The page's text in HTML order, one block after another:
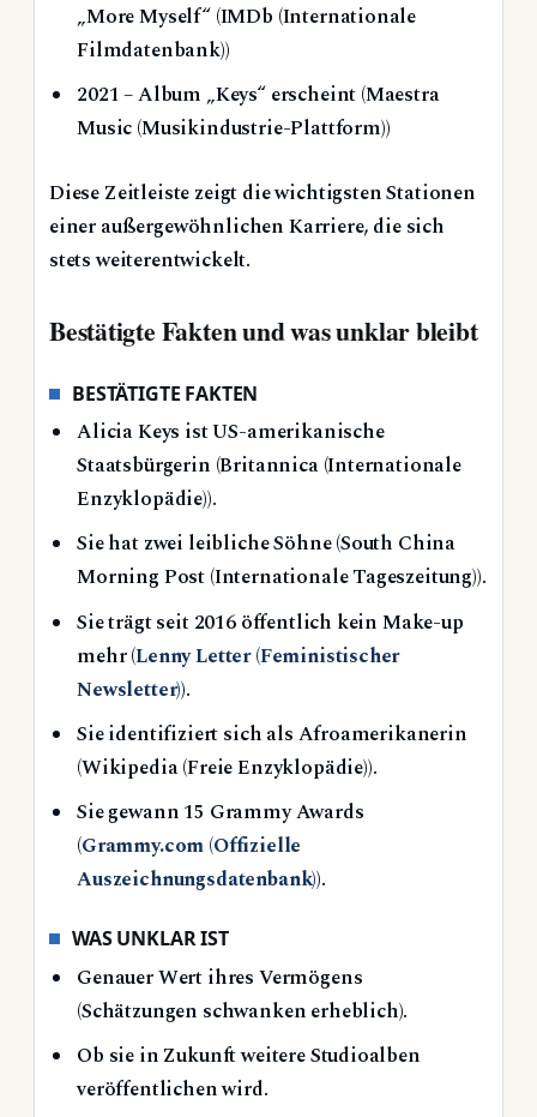
„More Myself“ (IMDb (Internationale
Filmdatenbank))
2021– Album „Keys“ erscheint (Maestra
Music (Musikindustrie-Plattform))
Diese Zeitleiste zeigt die wichtigsten Stationen
einer außergewöhnlichen Karriere, die sich
stets weiterentwickelt.
Bestätigte Fakten und was unklar bleibt
BESTÄTIGTE FAKTEN
Alicia Keys ist US-amerikanische
Staatsbürgerin (Britannica (Internationale
Enzyklopädie)).
Sie hat zwei leibliche Söhne (South China
Morning Post (Internationale Tageszeitung)).
Sie trägt seit 2016 öffentlich kein Make-up
mehr (Lenny Letter (Feministischer
Newsletter)).
Sie identifiziert sich als Afroamerikanerin
(Wikipedia (Freie Enzyklopädie)).
Sie gewann 15 Grammy Awards
(Grammy.com (Offizielle
Auszeichnungsdatenbank)).
WAS UNKLAR IST
Genauer Wert ihres Vermögens
(Schätzungen schwanken erheblich).
Ob sie in Zukunft weitere Studioalben
veröffentlichen wird.